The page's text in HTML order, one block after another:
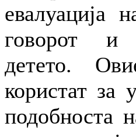
евалуација
говорот и
детето.
користат за
подобноста